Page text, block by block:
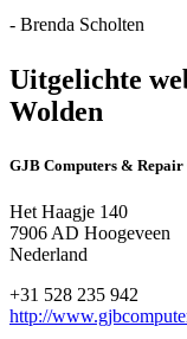
- Brenda Scholten
Uitgelichte
Wolden
GJB Computers & Repair
Het Haagje 140
7906 AD Hoogeveen
Nederland
+31 528 235 942
http://